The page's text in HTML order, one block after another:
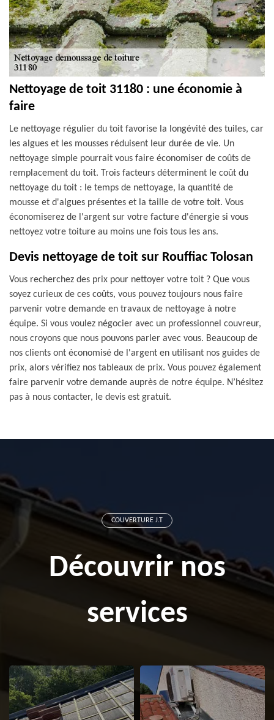
Nettoyage de toit 31180 : une économie à
faire
Le nettoyage régulier du toit favorise la longévité des tuiles, car
les algues et les mousses réduisent leur durée de vie. Un
nettoyage simple pourrait vous faire économiser de coûts de
remplacement du toit. Trois facteurs déterminent le coût du
nettoyage du toit : le temps de nettoyage, la quantité de
mousse et d'algues présentes et la taille de votre toit. Vous
économiserez de l'argent sur votre facture d'énergie si vous
nettoyez votre toiture au moins une fois tous les ans.
Devis nettoyage de toit sur Rouffiac Tolosan
Vous recherchez des prix pour nettoyer votre toit ? Que vous
soyez curieux de ces coûts, vous pouvez toujours nous faire
parvenir votre demande en travaux de nettoyage à notre
équipe. Si vous voulez négocier avec un professionnel couvreur,
nous croyons que nous pouvons parler avec vous. Beaucoup de
nos clients ont économisé de l'argent en utilisant nos guides de
prix, alors vérifiez nos tableaux de prix. Vous pouvez également
faire parvenir votre demande auprès de notre équipe. N’hésitez
pas à nous contacter, le devis est gratuit.
COUVERTURE J.T
Découvrir nos
services